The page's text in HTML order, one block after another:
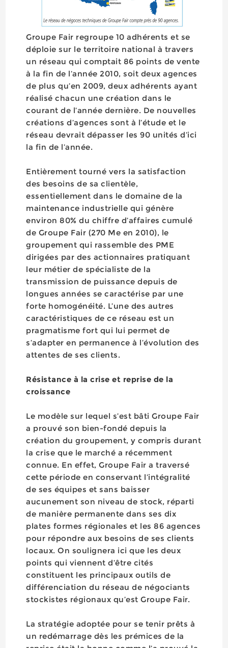
Groupe Fair regroupe 10 adhérents et se
déploie sur le territoire national à travers
un réseau qui comptait 86 points de vente
à la fin de l’année 2010, soit deux agences
de plus qu’en 2009, deux adhérents ayant
réalisé chacun une création dans le
courant de l’année dernière. De nouvelles
créations d’agences sont à l’étude et le
réseau devrait dépasser les 90 unités d’ici
la fin de l’année.
Entièrement tourné vers la satisfaction
des besoins de sa clientèle,
essentiellement dans le domaine de la
maintenance industrielle qui génère
environ 80% du chiffre d’affaires cumulé
de Groupe Fair (270 Me en 2010), le
groupement qui rassemble des PME
dirigées par des actionnaires pratiquant
leur métier de spécialiste de la
transmission de puissance depuis de
longues années se caractérise par une
forte homogénéité. L’une des autres
caractéristiques de ce réseau est un
pragmatisme fort qui lui permet de
s’adapter en permanence à l’évolution des
attentes de ses clients.
Résistance à la crise et reprise de la
croissance
Le modèle sur lequel s’est bâti Groupe Fair
a prouvé son bien-fondé depuis la
création du groupement, y compris durant
la crise que le marché a récemment
connue. En effet, Groupe Fair a traversé
cette période en conservant l’intégralité
de ses équipes et sans baisser
aucunement son niveau de stock, réparti
de manière permanente dans ses dix
plates formes régionales et les 86 agences
pour répondre aux besoins de ses clients
locaux. On soulignera ici que les deux
points qui viennent d’être cités
constituent les principaux outils de
différenciation du réseau de négociants
stockistes régionaux qu’est Groupe Fair.
La stratégie adoptée pour se tenir prêts à
un redémarrage dès les prémices de la